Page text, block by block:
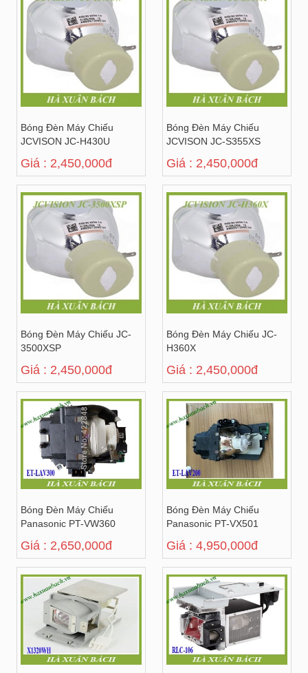
Bóng Đèn Máy Chiếu
JCVISON JC-H430U
Giá : 2,450,000đ
Bóng Đèn Máy Chiếu
JCVISON JC-S355XS
Giá : 2,450,000đ
Bóng Đèn Máy Chiếu JC-
3500XSP
Giá : 2,450,000đ
Bóng Đèn Máy Chiếu JC-
H360X
Giá : 2,450,000đ
Bóng Đèn Máy Chiếu
Panasonic PT-VW360
Giá : 2,650,000đ
Bóng Đèn Máy Chiếu
Panasonic PT-VX501
Giá : 4,950,000đ